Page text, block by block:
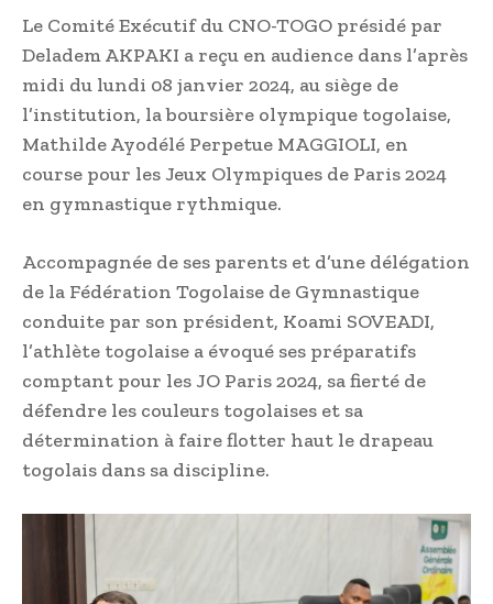
Le Comité Exécutif du CNO-TOGO présidé par
Deladem AKPAKI a reçu en audience dans l’après
midi du lundi 08 janvier 2024, au siège de
l’institution, la boursière olympique togolaise,
Mathilde Ayodélé Perpetue MAGGIOLI, en
course pour les Jeux Olympiques de Paris 2024
en gymnastique rythmique.
Accompagnée de ses parents et d’une délégation
de la Fédération Togolaise de Gymnastique
conduite par son président, Koami SOVEADI,
l’athlète togolaise a évoqué ses préparatifs
comptant pour les JO Paris 2024, sa fierté de
défendre les couleurs togolaises et sa
détermination à faire flotter haut le drapeau
togolais dans sa discipline.